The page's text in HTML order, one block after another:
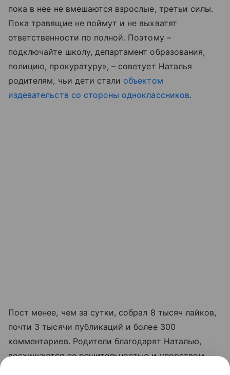
пока в нее не вмешаются взрослые, третьи силы.
Пока травящие не поймут и не выхватят
ответственности по полной. Поэтому –
подключайте школу, департамент образования,
полицию, прокуратуру», – советует Наталья
родителям, чьи дети стали объектом
издевательств со стороны одноклассников.
Пост менее, чем за сутки, собрал 8 тысяч лайков,
почти 3 тысячи публикаций и более 300
комментариев. Родители благодарят Наталью,
восхищаются ее решительностью и упорством,